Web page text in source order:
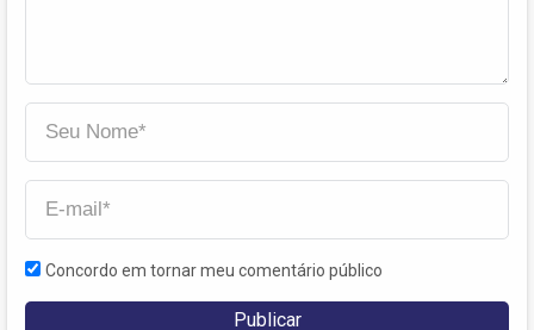
Concordo em tornar meu comentário público